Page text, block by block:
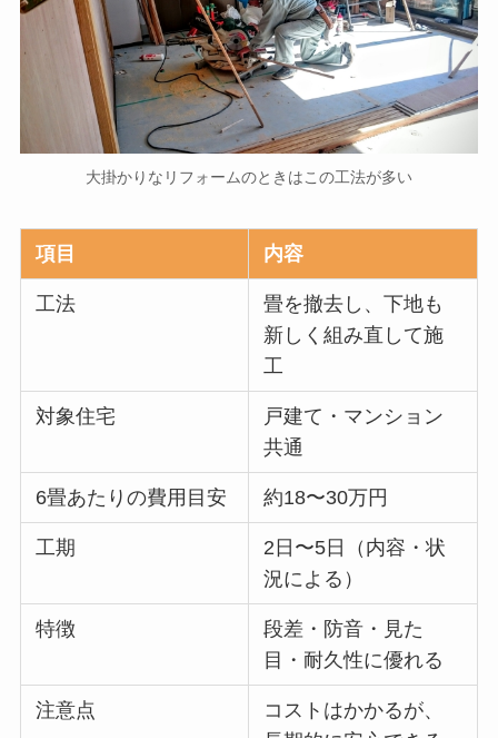
大掛かりなリフォームのときはこの工法が多い
項目 内容
工法
畳を撤去し、下地も
新しく組み直して施
工
対象住宅
戸建て・マンション
共通
6畳あたりの費用目安 約18〜30万円
工期
2日〜5日（内容・状
況による）
特徴
段差・防音・見た
目・耐久性に優れる
注意点
コストはかかるが、